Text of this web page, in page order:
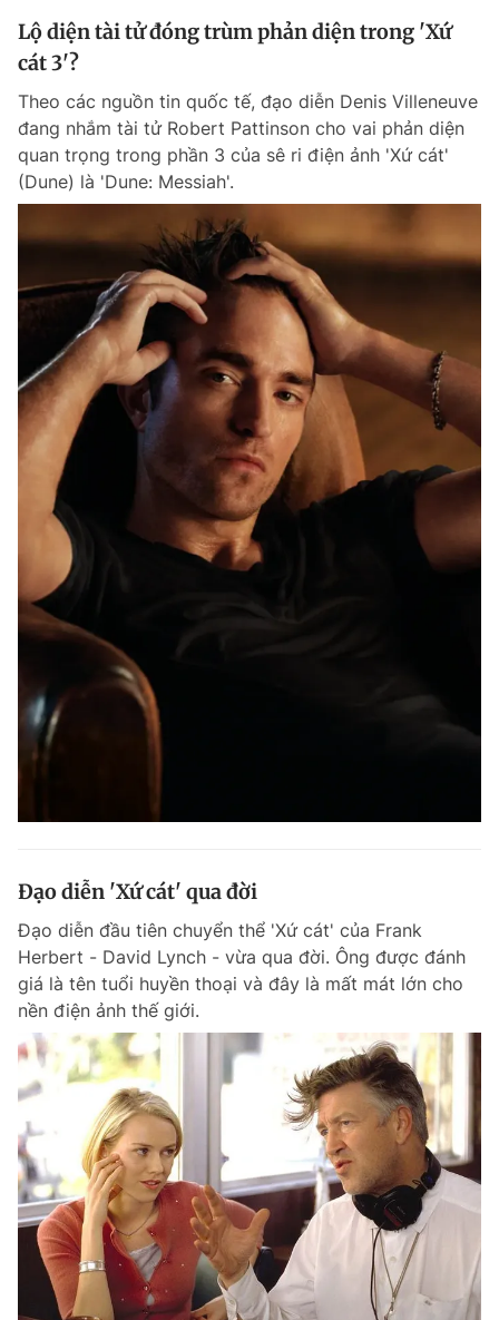
Thông tin tòa soạn Liên hệ quảng cáo
Đọc Thanh Niên trên điện thoại
Theo dõi báo trên
Hotline
0906 645 777
Liên hệ quảng cáo
0908 780 404
Đặt báo RSS Tòa soạn Chính sách bảo
Tổng biên tập: Nguyễn Ngọc Toàn
Phó tổng biên tập thường trực: Hải Thành
Phó tổng biên tập: Lâm Hiếu Dũng
Phó tổng biên tập: Trần Việt Hưng
Tổng thư ký tòa soạn: Đức Trung
Giấy phép xuất bản số 110/GP - BTTTT cấp ngày 24.3.2020
© 2003-2026 Bản quyền thuộc về Báo Thanh Niên. Cấm sao chép
dưới mọi hình thức nếu không có sự chấp thuận bằng văn bản.
Phát triển bởi ePi Technologies, JSC.
Lộ diện tài tử đóng trùm phản diện trong 'Xứ
cát 3'?
Theo các nguồn tin quốc tế, đạo diễn Denis Villeneuve
đang nhắm tài tử Robert Pattinson cho vai phản diện
quan trọng trong phần 3 của sê ri điện ảnh 'Xứ cát'
(Dune) là 'Dune: Messiah'.
Đạo diễn 'Xứ cát' qua đời
Đạo diễn đầu tiên chuyển thể 'Xứ cát' của Frank
Herbert - David Lynch - vừa qua đời. Ông được đánh
giá là tên tuổi huyền thoại và đây là mất mát lớn cho
nền điện ảnh thế giới.